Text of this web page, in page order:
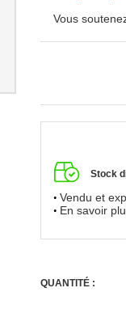
Vous
Stock
Vendu et
En savoir
QUANTITÉ :